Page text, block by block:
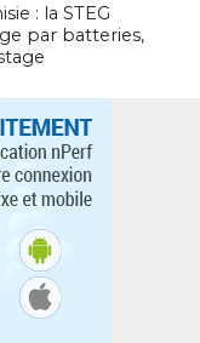
: la STEG
par batteries,